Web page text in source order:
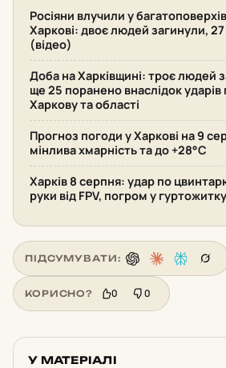
Росіяни влучили у
Харкові: двоє людей загинули,
(відео)
Доба на Харківщині: троє людей
ще 25 поранено внаслідок ударів
Харкову та області
Прогноз погоди у Харкові на 9
мінлива хмарність та до +28°С
Харків 8 серпня: удар по
руки від FPV, погром у гуртожитку
ПІДСУМУВАТИ:
КОРИСНО? 0 0
У МАТЕРІАЛІ